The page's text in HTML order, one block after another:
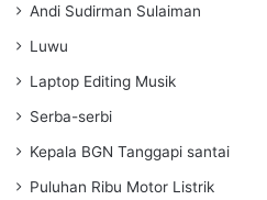
Andi Sudirman Sulaiman
Luwu
Laptop Editing Musik
Serba-serbi
Kepala BGN Tanggapi santai
Puluhan Ribu Motor Listrik